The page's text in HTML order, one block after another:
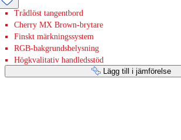
Trådlöst tangentbord
Cherry MX Brown-brytare
Finskt märkningssystem
RGB-bakgrundsbelysning
Högkvalitativ handledsstöd
Lägg till i jämförelse